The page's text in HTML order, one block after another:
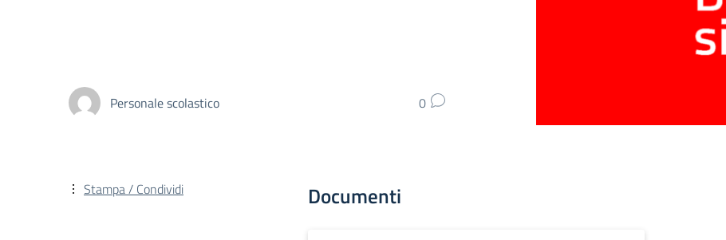
Personale scolastico 0
Documenti
Stampa / Condividi